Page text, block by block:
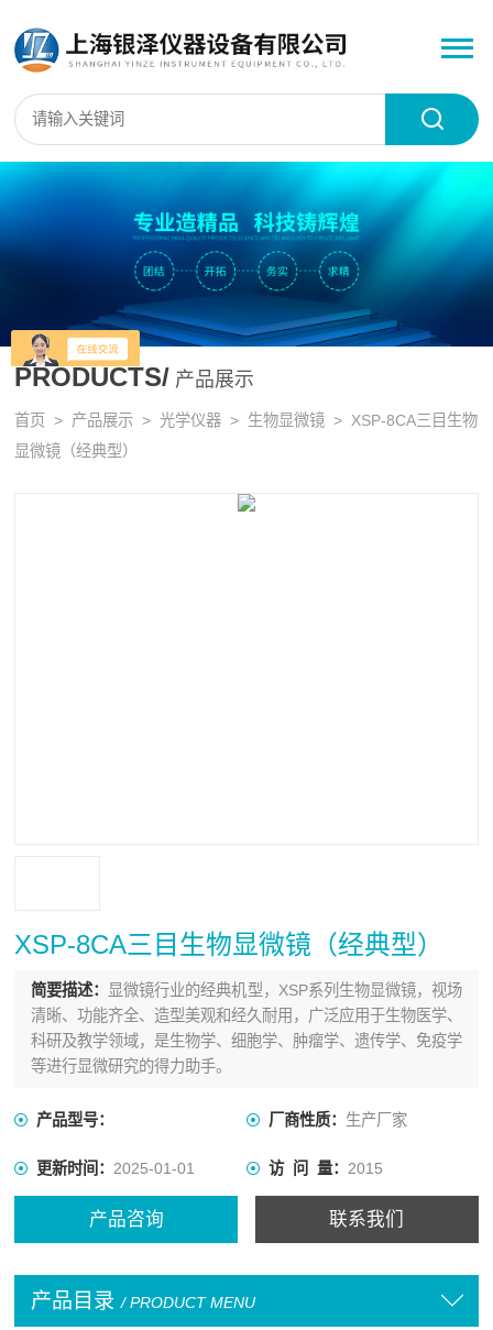
PRODUCTS/ 产品展示
首页 > 产品展示 > 光学仪器 > 生物显微镜 > XSP-8CA三目生物
显微镜（经典型）
XSP-8CA三目生物显微镜（经典型）
简要描述：
显微镜行业的经典机型，XSP系列生物显微镜，视场
清晰、功能齐全、造型美观和经久耐用，广泛应用于生物医学、
科研及教学领域，是生物学、细胞学、肿瘤学、遗传学、免疫学
等进行显微研究的得力助手。
产品型号： 厂商性质： 生产厂家
更新时间：2025-01-01 访 问 量： 2015
产品咨询 联系我们
产品目录 / PRODUCT MENU